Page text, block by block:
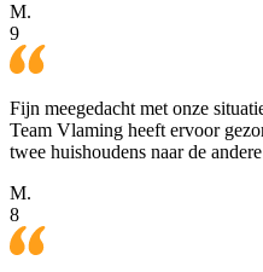
M.
9
Fijn meegedacht met onze
Team Vlaming heeft ervoor
twee huishoudens naar de
M.
8